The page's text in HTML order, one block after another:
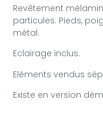
Revêtement
particules. Pieds,
métal.
Eclairage inclus.
Eléments vendus
Existe en version